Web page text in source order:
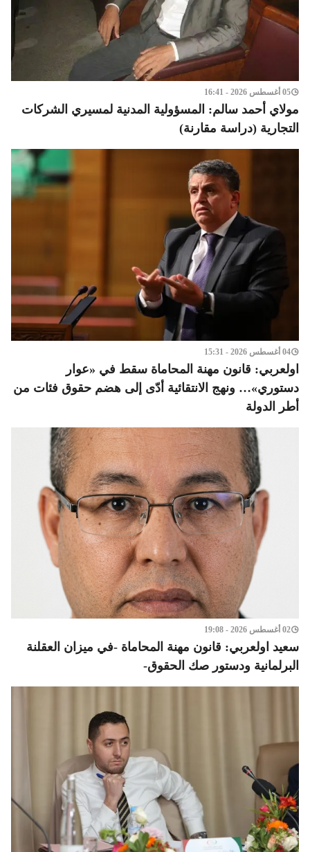
05 أغسطس 2026 - 16:41
مولاي أحمد سالم: المسؤولية المدنية لمسيري الشركات
التجارية (دراسة مقارنة)
04 أغسطس 2026 - 15:31
اولعربي: قانون مهنة المحاماة سقط في «عوار
دستوري»… ونهج الانتقائية أدّى إلى هضم حقوق فئات من
أطر الدولة
02 أغسطس 2026 - 19:08
سعيد اولعربي: قانون مهنة المحاماة -في ميزان العقلنة
البرلمانية ودستور صك الحقوق-